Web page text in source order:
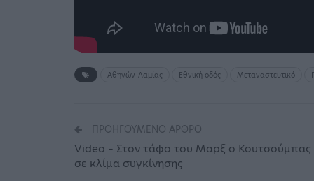
Αθηνών-Λαμίας Εθνική οδός Μεταναστευτικό
ΠΡΟΗΓΟΎΜΕΝΟ ΆΡΘΡΟ
Video – Στον τάφο του Μαρξ ο Κουτσούμπας
σε κλίμα συγκίνησης